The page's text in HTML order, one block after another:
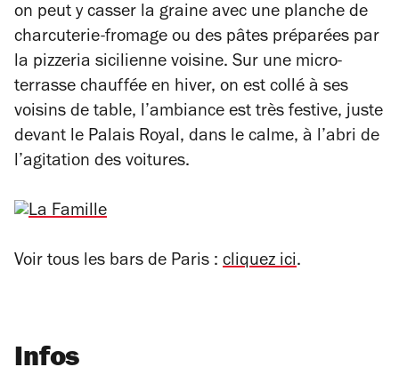
on peut y casser la graine avec une planche de
charcuterie-fromage ou des pâtes préparées par
la pizzeria sicilienne voisine. Sur une micro-
terrasse chauffée en hiver, on est collé à ses
voisins de table, l’ambiance est très festive, juste
devant le Palais Royal, dans le calme, à l’abri de
l’agitation des voitures.
Voir tous les bars de Paris : cliquez ici.
Infos